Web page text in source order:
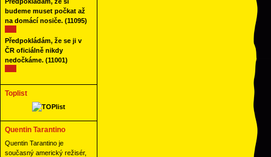
budeme muset počkat až
na domácí nosiče. (11095)
Předpokládám, že se ji v
ČR oficiálně nikdy
nedočkáme. (11001)
Toplist
Quentin Tarantino
Quentin Tarantino je
současný americký režisér,